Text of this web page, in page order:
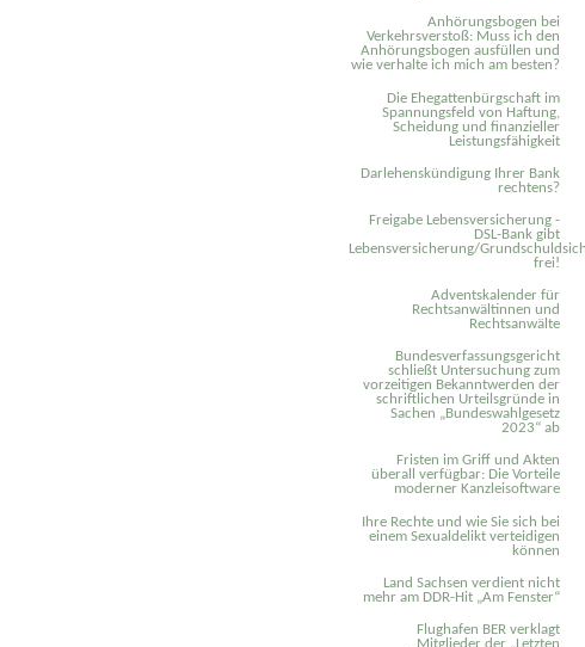
Anhörungsbogen bei
Verkehrsverstoß: Muss ich den
Anhörungsbogen ausfüllen und
wie verhalte ich mich am besten?
Die Ehegattenbürgschaft im
Spannungsfeld von Haftung,
Scheidung und finanzieller
Leistungsfähigkeit
Darlehenskündigung Ihrer Bank
rechtens?
Freigabe Lebensversicherung -
DSL-Bank gibt
Lebensversicherung/
frei!
Adventskalender für
Rechtsanwältinnen und
Rechtsanwälte
Bundesverfassungsgericht
schließt Untersuchung zum
vorzeitigen Bekanntwerden der
schriftlichen Urteilsgründe in
Sachen „Bundeswahlgesetz
2023“ ab
Fristen im Griff und Akten
überall verfügbar: Die Vorteile
moderner Kanzleisoftware
Ihre Rechte und wie Sie sich bei
einem Sexual­delikt verteidigen
können
Land Sachsen verdient nicht
mehr am DDR-Hit „Am Fenster“
Flughafen BER verklagt